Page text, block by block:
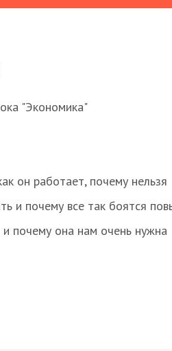
"Экономика"
он работает, почему нельзя
и почему все так боятся
и почему она нам очень нужна